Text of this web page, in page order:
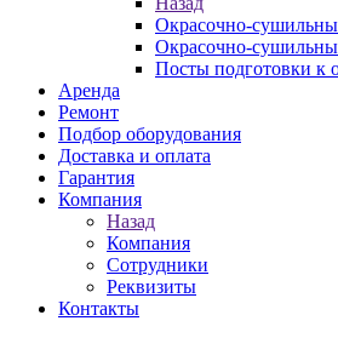
Окрасочно-
Окрасочно-
Посты подготовки к
Аренда
Ремонт
Подбор оборудования
Доставка и оплата
Гарантия
Компания
Назад
Компания
Сотрудники
Реквизиты
Контакты